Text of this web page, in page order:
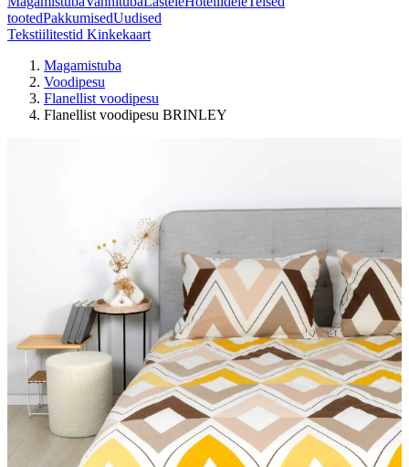
tootedPakkumisedUudised
Tekstiilitestid Kinkekaart
Magamistuba
Voodipesu
Flanellist voodipesu
Flanellist voodipesu BRINLEY